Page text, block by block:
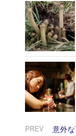
PREV
意外